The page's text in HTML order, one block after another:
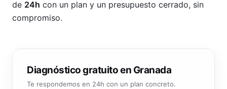
de 24h con un plan y un presupuesto cerrado, sin
compromiso.
Diagnóstico gratuito en Granada
Te respondemos en 24h con un plan concreto.